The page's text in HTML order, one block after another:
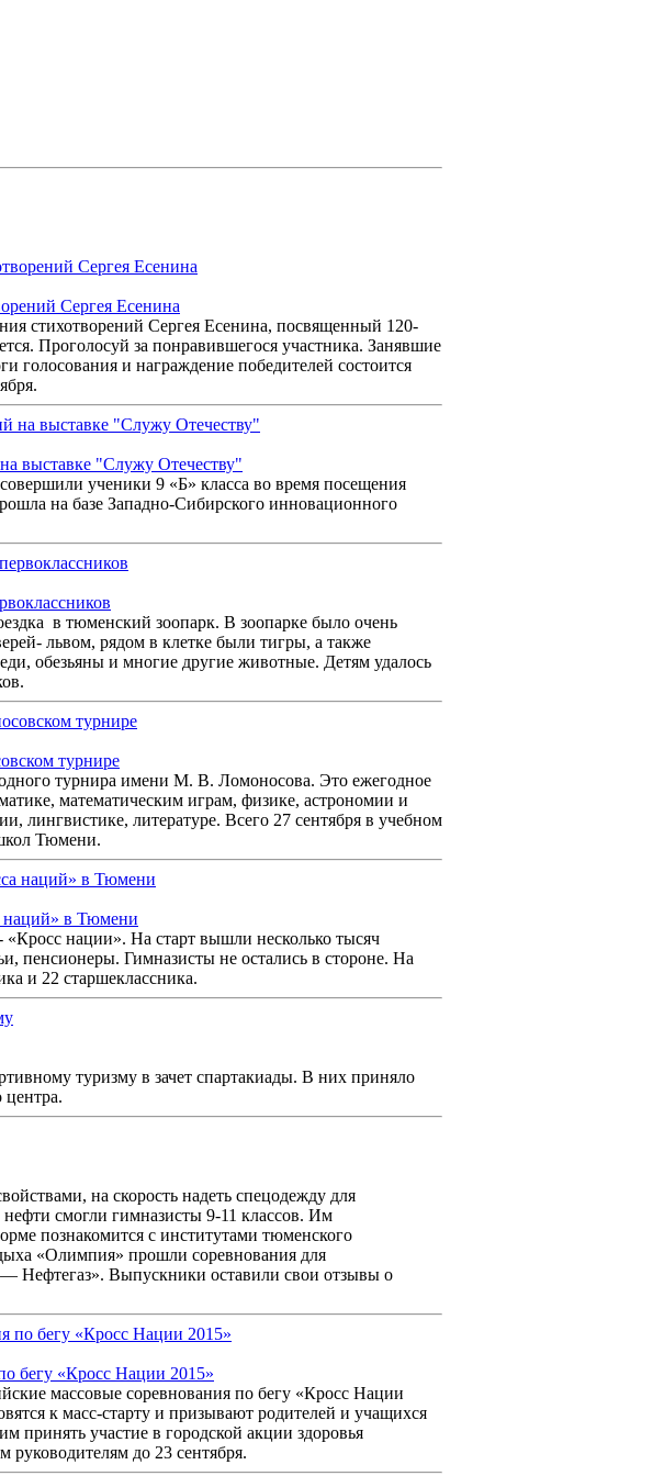
Сергея Есенина
стихотворений Сергея Есенина, посвященный 120-
Проголосуй за понравившегося участника. Занявшие
голосования и награждение победителей состоится
выставке "Служу Отечеству"
ученики 9 «Б» класса во время посещения
на базе Западно-Сибирского инновационного
в тюменский зоопарк. В зоопарке было очень
львом, рядом в клетке были тигры, а также
обезьяны и многие другие животные. Детям удалось
турнире
турнира имени М. В. Ломоносова. Это ежегодное
математическим играм, физике, астрономии и
лингвистике, литературе. Всего 27 сентября в учебном
Тюмени.
наций» в Тюмени
нации». На старт вышли несколько тысяч
пенсионеры. Гимназисты не остались в стороне. На
и 22 старшеклассника.
туризму в зачет спартакиады. В них приняло
центра.
на скорость надеть спецодежду для
смогли гимназисты 9-11 классов. Им
познакомится с институтами тюменского
«Олимпия» прошли соревнования для
Нефтегаз». Выпускники оставили свои отзывы о
бегу «Кросс Нации 2015»
массовые соревнования по бегу «Кросс Нации
к масс-старту и призывают родителей и учащихся
принять участие в городской акции здоровья
руководителям до 23 сентября.